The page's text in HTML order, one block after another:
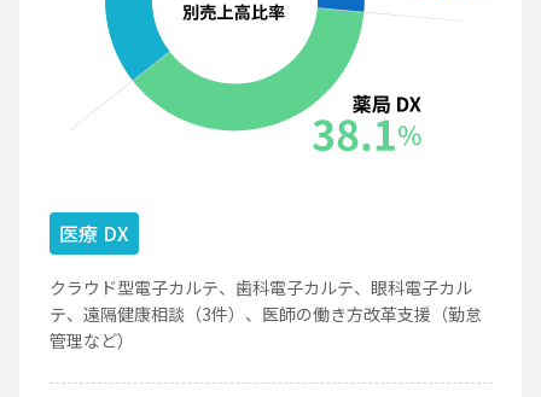
医療 DX
クラウド型電子カルテ、歯科電子カルテ、眼科電子カル
テ、遠隔健康相談（3件）、医師の働き方改革支援（勤怠
管理など）